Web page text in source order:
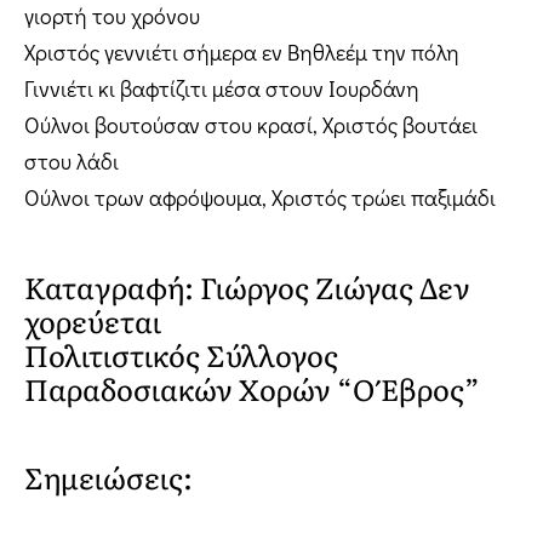
γιορτή του χρόνου
Χριστός γεννιέτι σήμερα εν Βηθλεέμ την πόλη
Γιννιέτι κι βαφτίζιτι μέσα στουν Ιουρδάνη
Ούλνοι βουτούσαν στου κρασί, Χριστός βουτάει
στου λάδι
Ούλνοι τρων αφρόψουμα, Χριστός τρώει παξιμάδι
Καταγραφή: Γιώργος Ζιώγας Δεν
χορεύεται
Πολιτιστικός Σύλλογος
Παραδοσιακών Χορών “Ο Έβρος”
Σημειώσεις: